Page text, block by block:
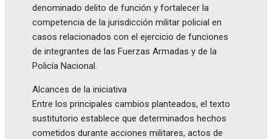
denominado delito de función y fortalecer la
competencia de la jurisdicción militar policial en
casos relacionados con el ejercicio de funciones
de integrantes de las Fuerzas Armadas y de la
Policía Nacional.
Alcances de la iniciativa
Entre los principales cambios planteados, el texto
sustitutorio establece que determinados hechos
cometidos durante acciones militares, actos de